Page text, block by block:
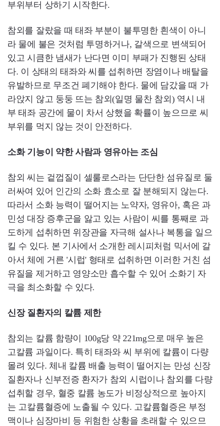
부위부터 상하기 시작한다.
참외를 잘랐을 때 태좌 부분이 불투명한 흰색이 아니
라 물에 불은 것처럼 투명하거나, 갈색으로 변색되어
있고 시큼한 냄새가 난다면 이미 부패가 진행된 상태
다. 이 상태의 태좌와 씨를 섭취하면 장염이나 배탈을
유발하므로 무조건 폐기해야 한다. 물에 담갔을 때 가
라앉지 않고 둥둥 뜨는 참외(일명 물찬 참외) 역시 내
부 태좌 공간에 물이 차서 상했을 확률이 높으므로 씨
부위를 먹지 않는 것이 안전하다.
소화 기능이 약한 사람과 영유아는 조심
참외 씨는 겉껍질이 셀룰로스라는 단단한 섬유질로 둘
러싸여 있어 인간의 소화 효소로 잘 분해되지 않는다.
따라서 소화 능력이 떨어지는 노약자, 영유아, 혹은 과
민성 대장 증후군을 앓고 있는 사람이 씨를 통째로 과
도하게 섭취하면 위장관을 자극해 설사나 복통을 일으
킬 수 있다. 본 기사에서 소개한 레시피처럼 믹서에 갈
아서 체에 거른 '시럽' 형태로 섭취하면 이러한 거친 섬
유질을 제거하고 영양소만 흡수할 수 있어 소화기 자
극을 최소화할 수 있다.
신장 질환자의 칼륨 제한
참외는 칼륨 함량이 100g당 약 221mg으로 매우 높은
고칼륨 과일이다. 특히 태좌와 씨 부위에 칼륨이 다량
몰려 있다. 체내 칼륨 배출 능력이 떨어지는 만성 신장
질환자나 신부전증 환자가 참외 시럽이나 참외를 다량
섭취할 경우, 혈중 칼륨 농도가 비정상적으로 높아지
는 고칼륨혈증에 노출될 수 있다. 고칼륨혈증은 부정
맥이나 심장마비 등 위험한 상황을 초래할 수 있으므